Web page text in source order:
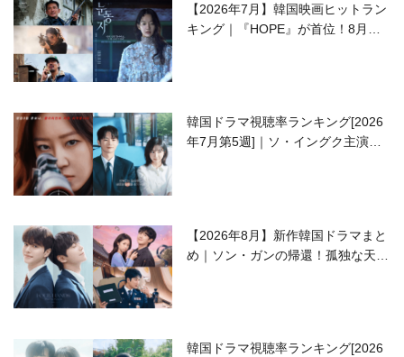
【2026年7月】韓国映画ヒットラン
キング｜『HOPE』が首位！8月公
韓国ドラマ視聴率ランキング[2026
年7月第5週]｜ソ・イングク主演の
【2026年8月】新作韓国ドラマまと
め｜ソン・ガンの帰還！孤独な天才
韓国ドラマ視聴率ランキング[2026